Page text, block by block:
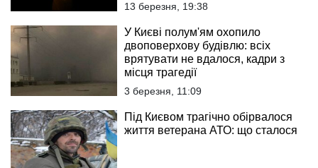
13 березня, 19:38
У Києві полум'ям охопило
двоповерхову будівлю: всіх
врятувати не вдалося, кадри з
місця трагедії
3 березня, 11:09
Під Києвом трагічно обірвалося
життя ветерана АТО: що сталося